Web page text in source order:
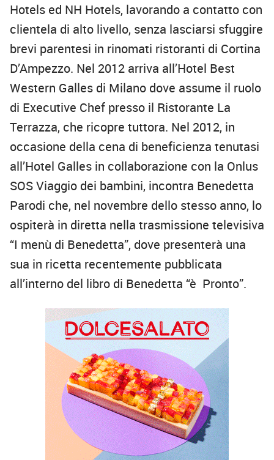
Hotels ed NH Hotels, lavorando a contatto con
clientela di alto livello, senza lasciarsi sfuggire
brevi parentesi in rinomati ristoranti di Cortina
D’Ampezzo. Nel 2012 arriva all’Hotel Best
Western Galles di Milano dove assume il ruolo
di Executive Chef presso il Ristorante La
Terrazza, che ricopre tuttora. Nel 2012, in
occasione della cena di beneficienza tenutasi
all’Hotel Galles in collaborazione con la Onlus
SOS Viaggio dei bambini, incontra Benedetta
Parodi che, nel novembre dello stesso anno, lo
ospiterà in diretta nella trasmissione televisiva
“I menù di Benedetta”, dove presenterà una
sua in ricetta recentemente pubblicata
all’interno del libro di Benedetta “è Pronto”.